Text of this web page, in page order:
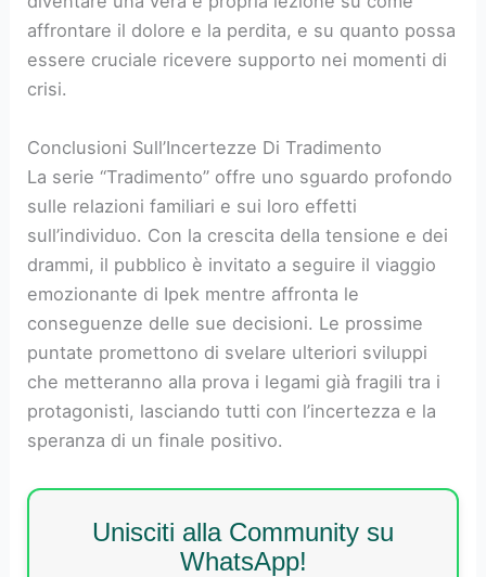
affrontare il dolore e la perdita, e su quanto possa
essere cruciale ricevere supporto nei momenti di
crisi.
Conclusioni Sull’Incertezze Di Tradimento
La serie “Tradimento” offre uno sguardo profondo
sulle relazioni familiari e sui loro effetti
sull’individuo. Con la crescita della tensione e dei
drammi, il pubblico è invitato a seguire il viaggio
emozionante di Ipek mentre affronta le
conseguenze delle sue decisioni. Le prossime
puntate promettono di svelare ulteriori sviluppi
che metteranno alla prova i legami già fragili tra i
protagonisti, lasciando tutti con l’incertezza e la
speranza di un finale positivo.
Unisciti alla Community su
WhatsApp!